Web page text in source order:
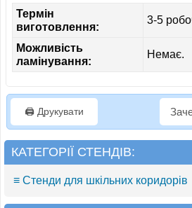
Термін
виготовлення:
3-5
Можливість
ламінування:
Немає.
🖨️ Друкувати
КАТЕГОРІЇ СТЕНДІВ:
≡ Стенди для шкільних коридорів